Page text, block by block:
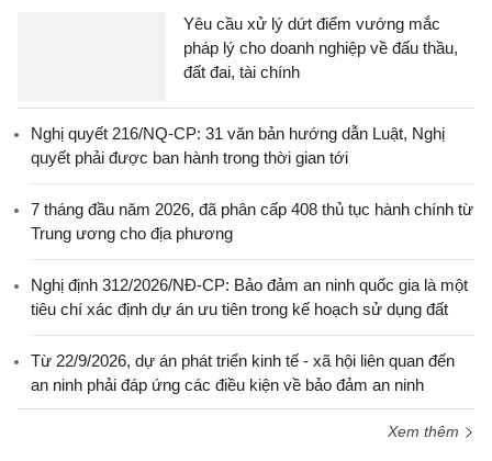
Yêu cầu xử lý dứt điểm vướng mắc
pháp lý cho doanh nghiệp về đấu thầu,
đất đai, tài chính
Nghị quyết 216/NQ-CP: 31 văn bản hướng dẫn Luật, Nghị
quyết phải được ban hành trong thời gian tới
7 tháng đầu năm 2026, đã phân cấp 408 thủ tục hành chính từ
Trung ương cho địa phương
Nghị định 312/2026/NĐ-CP: Bảo đảm an ninh quốc gia là một
tiêu chí xác định dự án ưu tiên trong kế hoạch sử dụng đất
Từ 22/9/2026, dự án phát triển kinh tế - xã hội liên quan đến
an ninh phải đáp ứng các điều kiện về bảo đảm an ninh
Xem thêm